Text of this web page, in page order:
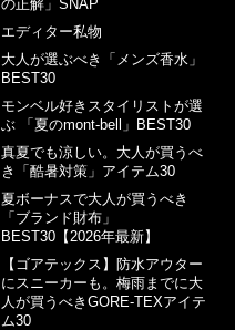
の正解」SNAP
エディター私物
大人が選ぶべき「メンズ香水」
BEST30
モンベル好きスタイリストが選
ぶ 「夏のmont-bell」BEST30
真夏でも涼しい。大人が買うべ
き「酷暑対策」アイテム30
夏ボーナスで大人が買うべき
「ブランド財布」
BEST30【2026年最新】
【ゴアテックス】防水アウター
にスニーカーも。梅雨までに大
人が買うべきGORE-TEXアイテ
ム30